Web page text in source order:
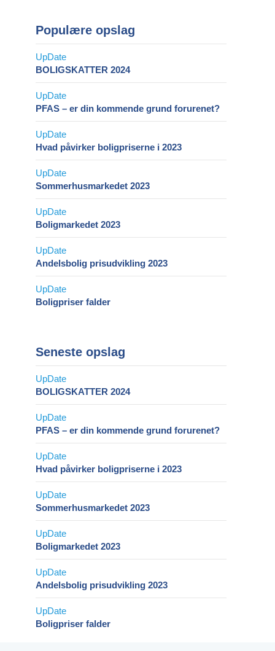
Populære opslag
BOLIGSKATTER 2024
PFAS – er din kommende grund forurenet?
Hvad påvirker boligpriserne i 2023
Sommerhusmarkedet 2023
Boligmarkedet 2023
Andelsbolig prisudvikling 2023
Boligpriser falder
Seneste opslag
BOLIGSKATTER 2024
PFAS – er din kommende grund forurenet?
Hvad påvirker boligpriserne i 2023
Sommerhusmarkedet 2023
Boligmarkedet 2023
Andelsbolig prisudvikling 2023
Boligpriser falder